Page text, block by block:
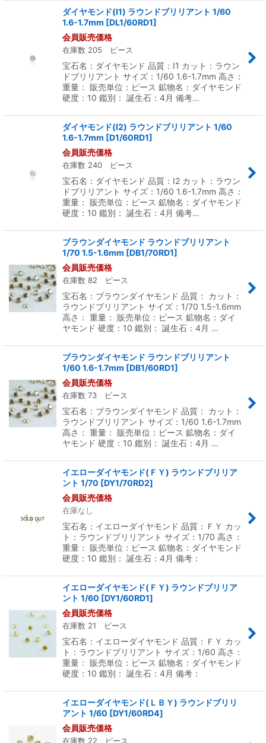
ダイヤモンド(I1) ラウンドブリリアント 1/60
1.6-1.7mm [DL1/60RD1]
会員販売価格
在庫数 205 ピース
宝石名：ダイヤモンド 品質：I1 カット：ラウン
ドブリリアント サイズ：1/60 1.6-1.7mm 高さ：
重量： 販売単位：ピース 鉱物名：ダイヤモンド
硬度：10 鑑別： 誕生石：4月 備考…
ダイヤモンド(I2) ラウンドブリリアント 1/60
1.6-1.7mm [D1/60RD1]
会員販売価格
在庫数 240 ピース
宝石名：ダイヤモンド 品質：I2 カット：ラウン
ドブリリアント サイズ：1/60 1.6-1.7mm 高さ：
重量： 販売単位：ピース 鉱物名：ダイヤモンド
硬度：10 鑑別： 誕生石：4月 備考…
ブラウンダイヤモンド ラウンドブリリアント
1/70 1.5-1.6mm [DB1/70RD1]
会員販売価格
在庫数 82 ピース
宝石名：ブラウンダイヤモンド 品質： カット：
ラウンドブリリアント サイズ：1/70 1.5-1.6mm
高さ： 重量： 販売単位：ピース 鉱物名：ダイ
ヤモンド 硬度：10 鑑別： 誕生石：4月 …
ブラウンダイヤモンド ラウンドブリリアント
1/60 1.6-1.7mm [DB1/60RD1]
会員販売価格
在庫数 73 ピース
宝石名：ブラウンダイヤモンド 品質： カット：
ラウンドブリリアント サイズ：1/60 1.6-1.7mm
高さ： 重量： 販売単位：ピース 鉱物名：ダイ
ヤモンド 硬度：10 鑑別： 誕生石：4月 …
イエローダイヤモンド(ＦＹ) ラウンドブリリア
ント 1/70 [DY1/70RD2]
会員販売価格
在庫なし
宝石名：イエローダイヤモンド 品質：ＦＹ カッ
ト：ラウンドブリリアント サイズ：1/70 高さ：
重量： 販売単位：ピース 鉱物名：ダイヤモンド
硬度：10 鑑別： 誕生石：4月 備考：
イエローダイヤモンド(ＦＹ) ラウンドブリリア
ント 1/60 [DY1/60RD1]
会員販売価格
在庫数 21 ピース
宝石名：イエローダイヤモンド 品質：ＦＹ カッ
ト：ラウンドブリリアント サイズ：1/60 高さ：
重量： 販売単位：ピース 鉱物名：ダイヤモンド
硬度：10 鑑別： 誕生石：4月 備考：
イエローダイヤモンド(ＬＢＹ) ラウンドブリリ
アント 1/60 [DY1/60RD4]
会員販売価格
在庫数 22 ピース